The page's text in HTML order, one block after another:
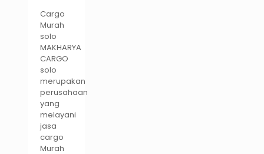
Cargo
Murah
solo
MAKHARYA
CARGO
solo
merupakan
perusahaan
yang
melayani
jasa
cargo
Murah